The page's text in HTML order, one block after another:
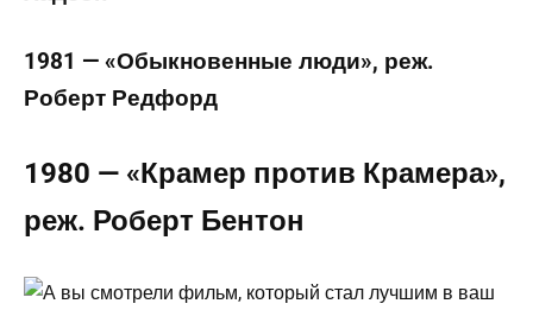
1981 — «Обыкновенные люди», реж.
Роберт Редфорд
1980 — «Крамер против Крамера»,
реж. Роберт Бентон